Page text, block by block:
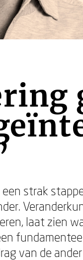
strak
laat zien
van de